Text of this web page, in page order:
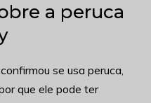
a peruca
se usa peruca,
que ele pode ter